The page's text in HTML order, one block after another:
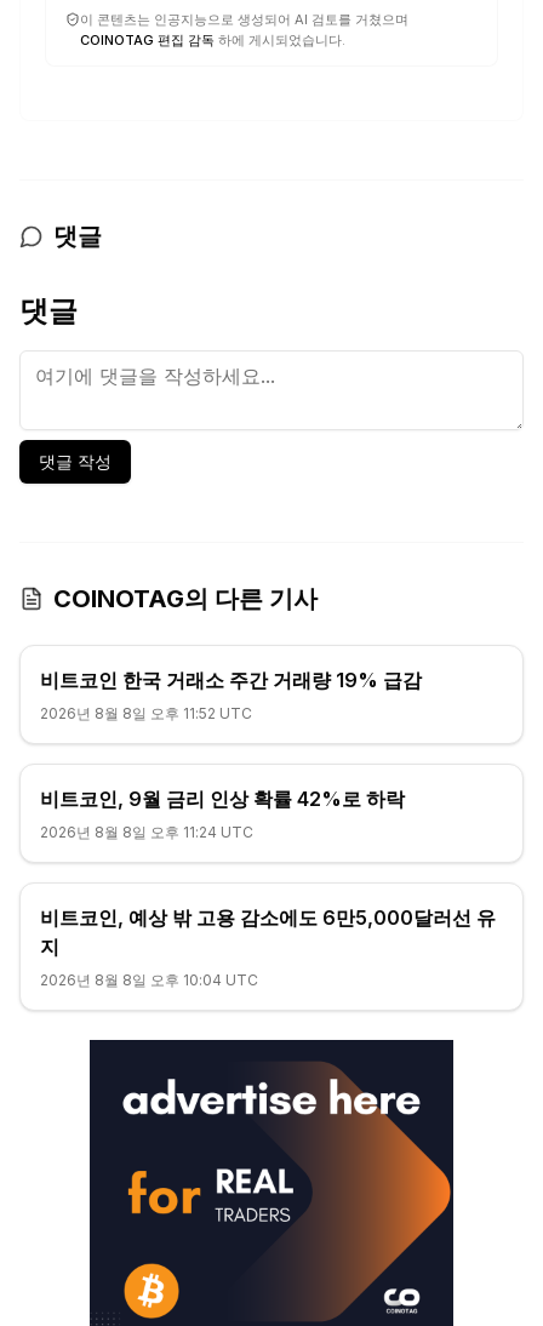
이 콘텐츠는 인공지능으로 생성되어 AI 검토를 거쳤으며
COINOTAG 편집 감독 하에 게시되었습니다.
댓글
댓글
댓글 작성
COINOTAG의 다른 기사
비트코인 한국 거래소 주간 거래량 19% 급감
2026년 8월 8일 오후 11:52 UTC
비트코인, 9월 금리 인상 확률 42%로 하락
2026년 8월 8일 오후 11:24 UTC
비트코인, 예상 밖 고용 감소에도 6만5,000달러선 유
지
2026년 8월 8일 오후 10:04 UTC